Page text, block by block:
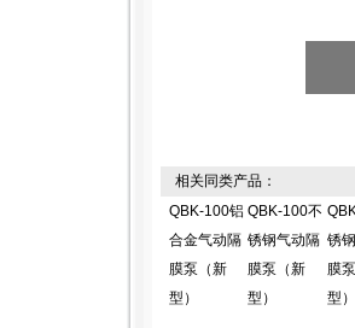
相关同类产品：
QBK-100铝
合金气动隔
膜泵（新
型）
QBK-100不
锈钢气动隔
膜泵（新
型）
锈
膜
型）